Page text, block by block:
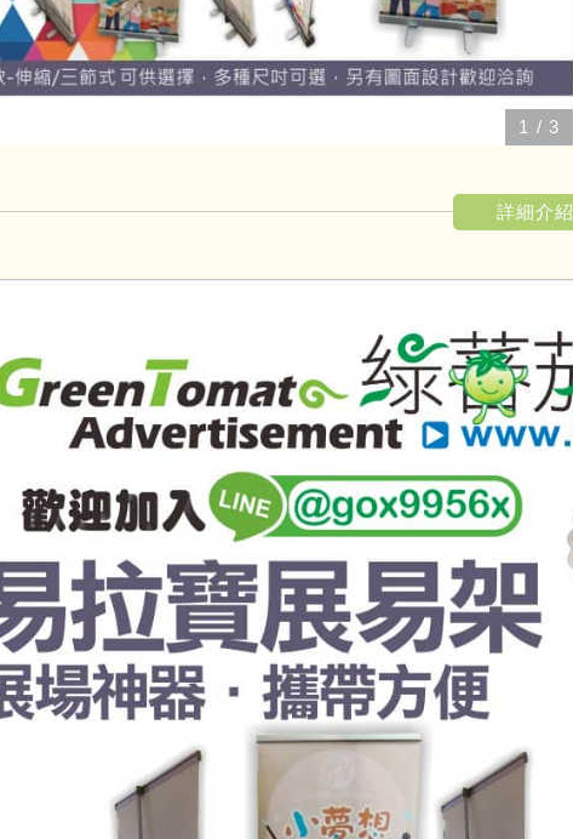
1 / 3
詳細介紹